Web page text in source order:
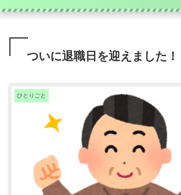
ついに退職日を迎えました！
ひとりごと